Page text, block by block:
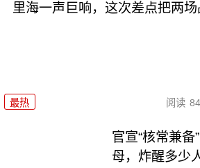
里海一声巨响，这次差点把两场
最热 阅读
官宣“核常兼
母，炸醒多少